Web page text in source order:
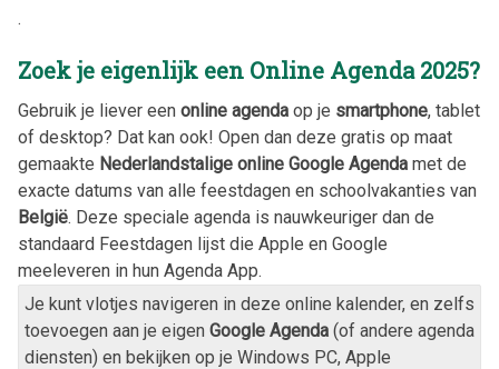
.
Zoek je eigenlijk een Online Agenda2025?
Gebruik je liever een online agenda op je smartphone, tablet
of desktop? Dat kan ook! Open dan deze gratis op maat
gemaakte Nederlandstalige online Google Agenda met de
exacte datums van alle feestdagen en schoolvakanties van
België. Deze speciale agenda is nauwkeuriger dan de
standaard Feestdagen lijst die Apple en Google
meeleveren in hun Agenda App.
Je kunt vlotjes navigeren in deze online kalender, en zelfs
toevoegen aan je eigen Google Agenda (of andere agenda
diensten) en bekijken op je Windows PC, Apple